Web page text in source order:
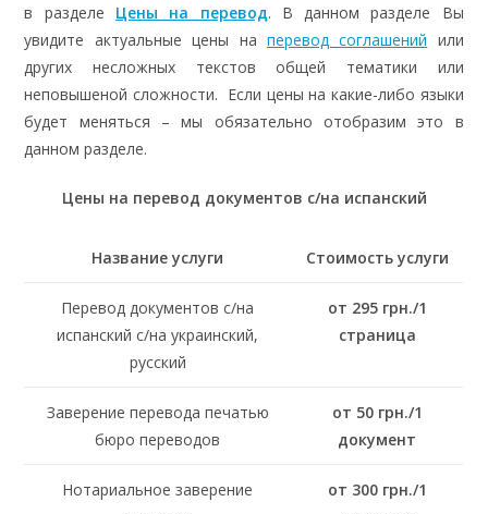
в разделе Цены на перевод. В данном разделе Вы
увидите актуальные цены на перевод соглашений или
других несложных текстов общей тематики или
неповышеной сложности. Если цены на какие-либо языки
будет меняться – мы обязательно отобразим это в
данном разделе.
Цены на перевод документов с/на испанский
Название услуги Стоимость услуги
Перевод документов с/на
испанский с/на украинский,
русский
от 295 грн./1
страница
Заверение перевода печатью
бюро переводов
от 50 грн./1
документ
Нотариальное заверение
от 300 грн./1